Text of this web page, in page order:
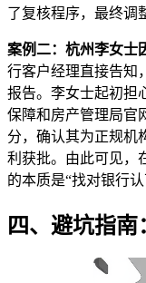
了复核程序，最终调
案例二：杭州李女士
行客户经理直接告知
报告。李女士起初担
保障和房产管理局官
分，确认其为正规机
利获批。由此可见，
的本质是“找对银行
四、避坑指